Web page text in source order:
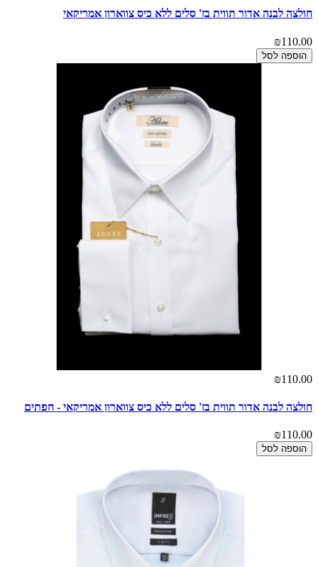
חולצה לבנה אדור תווית בז' סלים ללא כיס צווארון אמריקאי
₪110.00
הוספה לסל
₪110.00
חולצה לבנה אדור תווית בז' סלים ללא כיס צווארון אמריקאי - חפתים
₪110.00
הוספה לסל